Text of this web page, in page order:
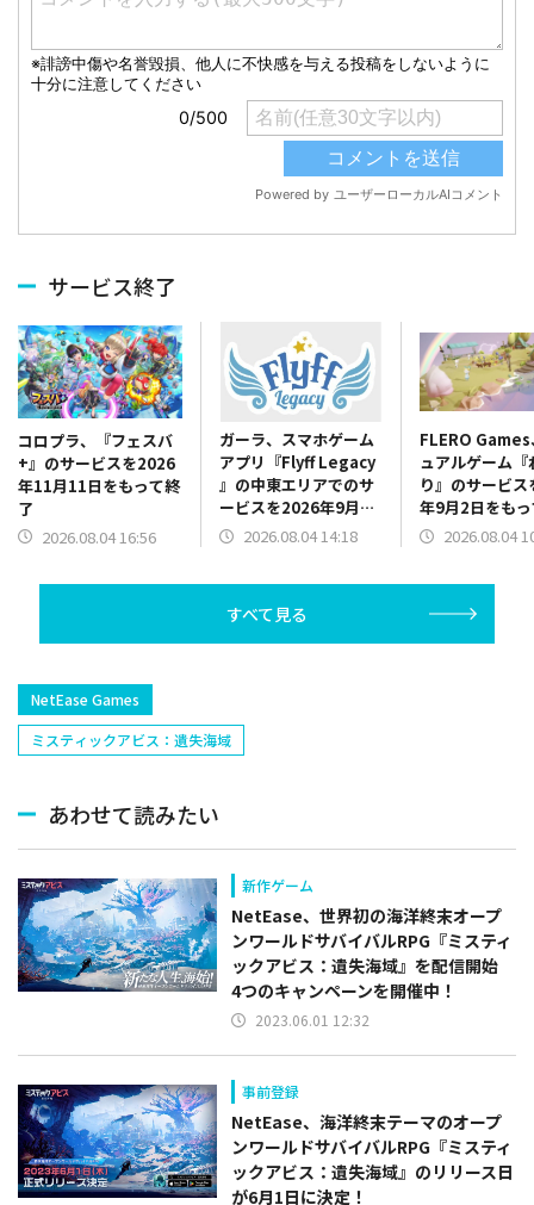
サービス終了
コロプラ、『フェスバ
+』のサービスを2026
年11月11日をもって終
了
2026.08.04 16:56
ガーラ、スマホゲーム
アプリ『Flyff Legacy
』の中東エリアでのサ
ービスを2026年9月30
日をもって終了
2026.08.04 14:18
FLERO Games
ュアルゲーム『
り』のサービ
年9月2日をも
2026.08.04
すべて見る
NetEase Games
ミスティックアビス：遺失海域
あわせて読みたい
新作ゲーム
NetEase、世界初の海洋終末オープ
ンワールドサバイバルRPG『ミスティ
ックアビス：遺失海域』を配信開始
4つのキャンペーンを開催中！
2023.06.01 12:32
事前登録
NetEase、海洋終末テーマのオープ
ンワールドサバイバルRPG『ミスティ
ックアビス：遺失海域』のリリース日
が6月1日に決定！